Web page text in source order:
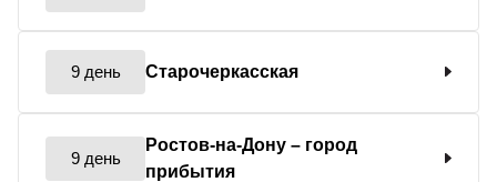
9 день Старочеркасская
9 день
Ростов-на-Дону – город
прибытия